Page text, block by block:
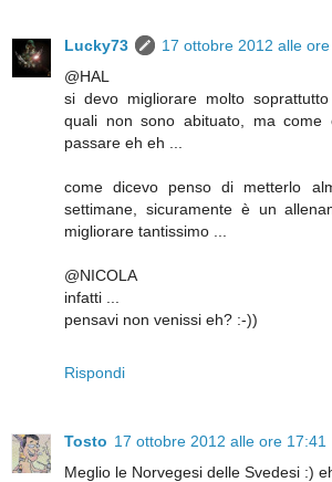
Lucky73
17 ottobre 2012 alle ore
@HAL
si devo migliorare molto
quali non sono abituato, ma come
passare eh eh ...
come dicevo penso di metterlo
settimane, sicuramente è un
migliorare tantissimo ...
@NICOLA
infatti ...
pensavi non venissi eh? :-))
Rispondi
Tosto 17 ottobre 2012 alle ore 17:41
Meglio le Norvegesi delle Svedesi :)